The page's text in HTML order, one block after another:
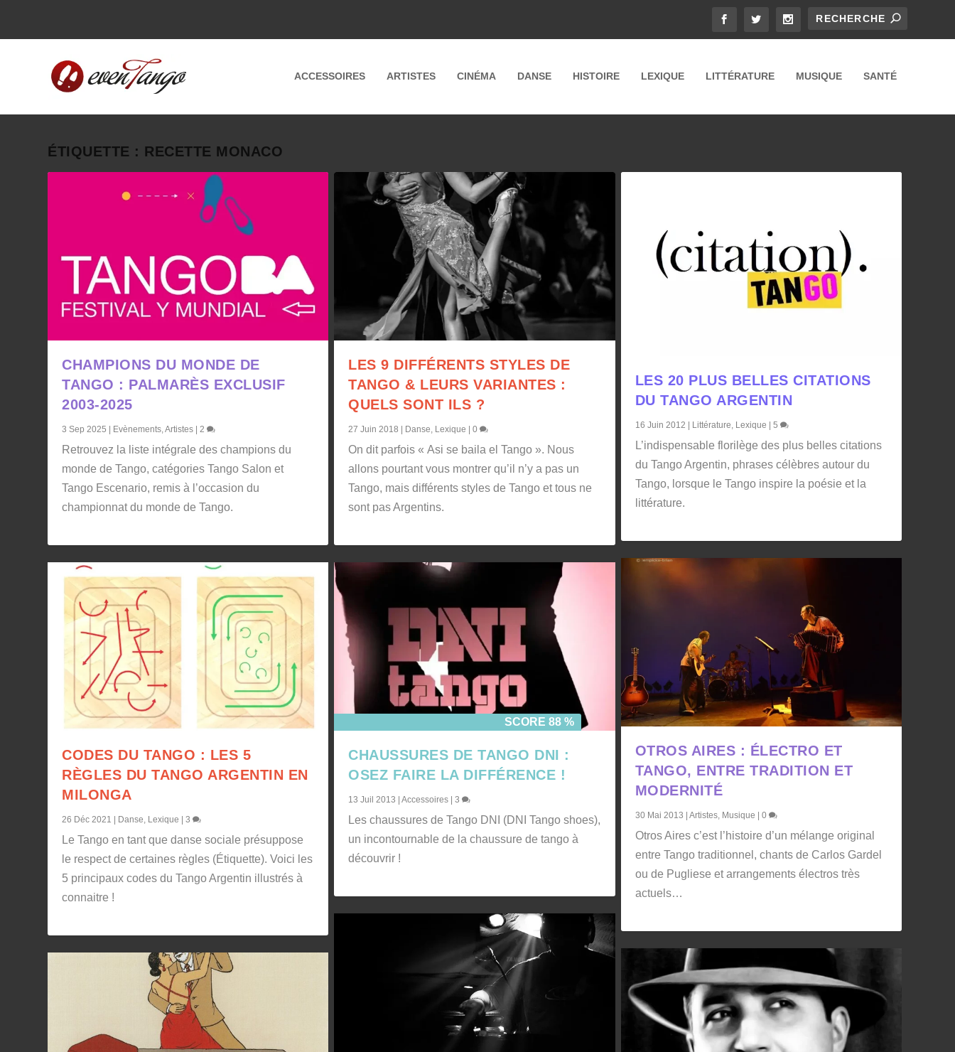
ACCESSOIRES ARTISTES CINÉMA DANSE HISTOIRE LEXIQUE LITTÉRATURE MUSIQUE SANTÉ
ÉTIQUETTE : RECETTE MONACO
CHAMPIONS DU MONDE DE
TANGO : PALMARÈS EXCLUSIF
2003-2025
3 Sep 2025 Evènements,Artistes |2
Retrouvez la liste intégrale des champions du
monde de Tango, catégories Tango Salon et
Tango Escenario, remis à l’occasion du
championnat du monde de Tango.
CODES DU TANGO : LES 5
RÈGLES DU TANGO ARGENTIN EN
MILONGA
26 Déc 2021 Danse, Lexique |3
Le Tango en tant que danse sociale présuppose
le respect de certaines règles (Étiquette). Voici les
5 principaux codes du Tango Argentin illustrés à
connaitre !
LES 9 DIFFÉRENTS STYLES DE
TANGO & LEURS VARIANTES :
QUELS SONT ILS ?
27 Juin 2018 Danse, Lexique |0
On dit parfois « Asi se baila el Tango ». Nous
allons pourtant vous montrer qu’il n’y a pas un
Tango, mais différents styles de Tango et tous ne
sont pas Argentins.
SCORE 88 %
CHAUSSURES DE TANGO DNI :
OSEZ FAIRE LA DIFFÉRENCE !
13 Juil 2013 |Accessoires |3
Les chaussures de Tango DNI (DNI Tango shoes),
un incontournable de la chaussure de tango à
découvrir !
LES 20 PLUS BELLES CITATIONS
DU TANGO ARGENTIN
16 Juin 2012 | Littérature, Lexique | 5
L’indispensable florilège des plus belles citations
du Tango Argentin, phrases célèbres autour du
Tango, lorsque le Tango inspire la poésie et la
littérature.
OTROS AIRES : ÉLECTRO ET
TANGO, ENTRE TRADITION ET
MODERNITÉ
30 Mai 2013 | Artistes, Musique | 0
Otros Aires c’est l’histoire d’un mélange original
entre Tango traditionnel, chants de Carlos Gardel
ou de Pugliese et arrangements électros très
actuels…